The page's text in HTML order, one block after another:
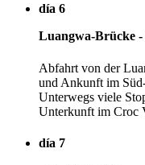
día 6
Luangwa-Brücke
Abfahrt von der
und Ankunft im
Unterwegs viele
Unterkunft im Croc
día 7